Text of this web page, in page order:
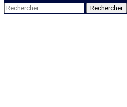
Rechercher :